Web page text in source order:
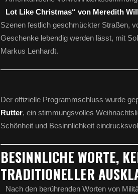
Lot Like Christmas“ von Meredith
Szenen festlich geschmückter Straßen,
Geschenke lebendig werden lässt, mit
Markus Lenhardt.
Der offizielle Programmschluss wurde
Rutter, ein stimmungsvolles
Schönheit und Besinnlichkeit
BESINNLICHE WORTE,
TRADITIONELLER
Nach den berührenden Worten von